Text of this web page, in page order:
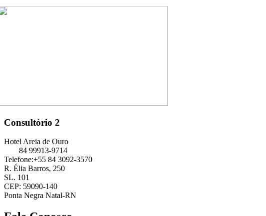
Consultório 2
Hotel Areia de Ouro
84 99913-9714
Telefone:+55 84 3092-3570
R. Élia Barros, 250
SL. 101
CEP: 59090-140
Ponta Negra Natal-RN